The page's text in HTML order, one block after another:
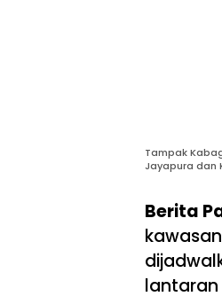
Tampak
Jayapura dan
Berita
lantaran